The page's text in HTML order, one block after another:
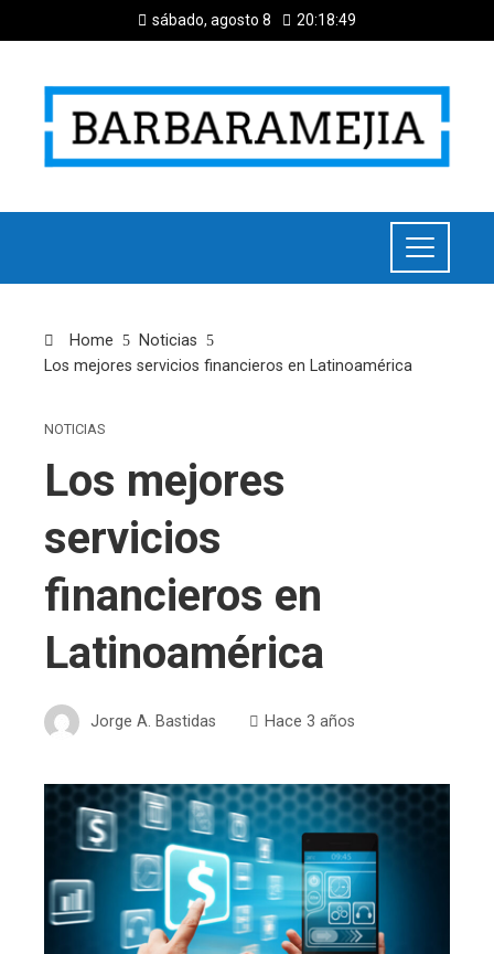
sábado, agosto 8 20:18:50
Home
Noticias
Los mejores servicios financieros en Latinoamérica
NOTICIAS
Los mejores
servicios
financieros en
Latinoamérica
Jorge A. Bastidas Hace 3 años